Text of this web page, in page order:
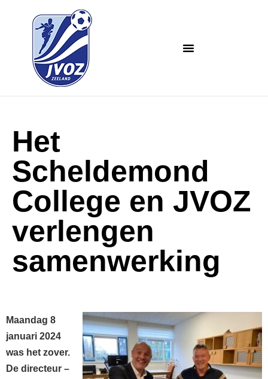
Het
Scheldemond
College en JVOZ
verlengen
samenwerking
Maandag 8
januari 2024
was het zover.
De directeur –